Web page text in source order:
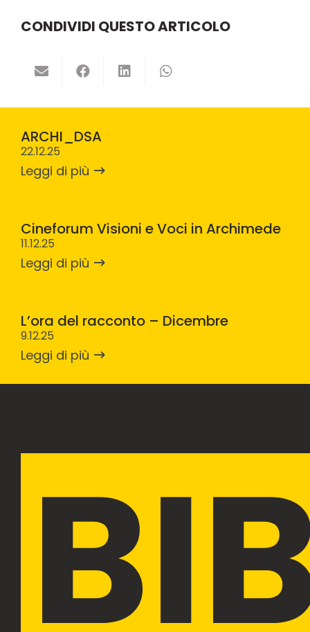
CONDIVIDI QUESTO ARTICOLO
ARCHI_DSA
22.12.25
Leggi di più
Cineforum Visioni e Voci in Archimede
11.12.25
Leggi di più
L’ora del racconto – Dicembre
9.12.25
Leggi di più